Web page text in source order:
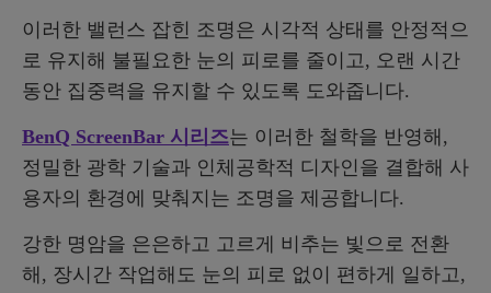
이러한 밸런스 잡힌 조명은 시각적 상태를 안정적으
로 유지해 불필요한 눈의 피로를 줄이고, 오랜 시간
동안 집중력을 유지할 수 있도록 도와줍니다.
BenQ ScreenBar 시리즈는 이러한 철학을 반영해,
정밀한 광학 기술과 인체공학적 디자인을 결합해 사
용자의 환경에 맞춰지는 조명을 제공합니다.
강한 명암을 은은하고 고르게 비추는 빛으로 전환
해, 장시간 작업해도 눈의 피로 없이 편하게 일하고,